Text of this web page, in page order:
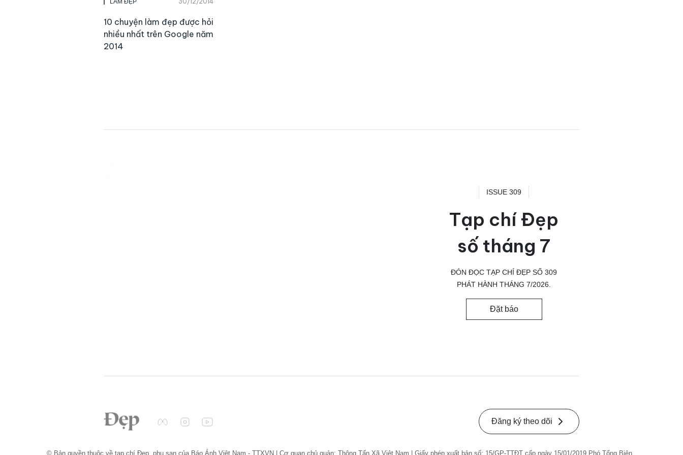
10 chuyện làm đẹp được hỏi
nhiều nhất trên Google năm
2014
ISSUE 309
Tạp chí Đẹp
số tháng 7
ĐÓN ĐỌC TẠP CHÍ ĐẸP SỐ 309
PHÁT HÀNH THÁNG 7/2026.
Đặt báo
Đăng ký theo dõi
© Bản quyền thuộc về tạp chí Đẹp, phụ san của Báo Ảnh Việt Nam - TTXVN | Cơ quan chủ quản: Thông Tấn Xã Việt Nam | Giấy phép xuất bản số: 15/GP-TTĐT cấp ngày 15/01/2019 Phó Tổng Biên